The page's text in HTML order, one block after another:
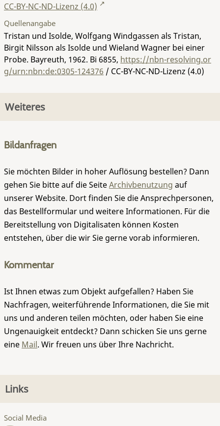
CC-BY-NC-ND-Lizenz (4.0)
Quellenangabe
Tristan und Isolde, Wolfgang Windgassen als Tristan,
Birgit Nilsson als Isolde und Wieland Wagner bei einer
Probe. Bayreuth, 1962. Bi 6855, https://nbn-resolving.or
g/urn:nbn:de:0305-124376 / CC-BY-NC-ND-Lizenz (4.0)
Weiteres
Bildanfragen
Sie möchten Bilder in hoher Auflösung bestellen? Dann
gehen Sie bitte auf die SeiteArchivbenutzung auf
unserer Website. Dort finden Sie die Ansprechpersonen,
das Bestellformular und weitere Informationen. Für die
Bereitstellung von Digitalisaten können Kosten
entstehen, über die wir Sie gerne vorab informieren.
Kommentar
Ist Ihnen etwas zum Objekt aufgefallen? Haben Sie
Nachfragen, weiterführende Informationen, die Sie mit
uns und anderen teilen möchten, oder haben Sie eine
Ungenauigkeit entdeckt? Dann schicken Sie uns gerne
eine Mail. Wir freuen uns über Ihre Nachricht.
Links
Social Media